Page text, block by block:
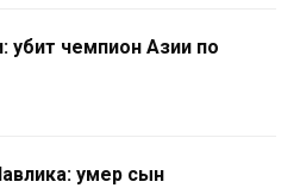
убит чемпион Азии по
умер сын